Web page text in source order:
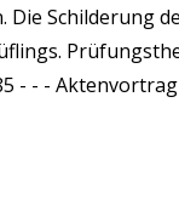
Schilderung
- - - Aktenvortrag